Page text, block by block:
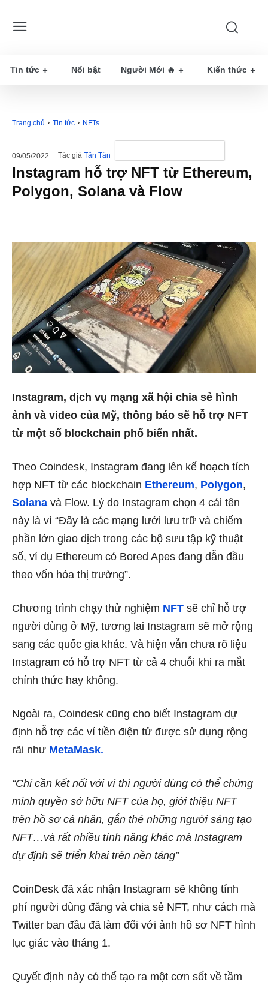
Tin tức Nổi bật Người Mới 🔥 Kiến thức
Trang chủ Tin tức NFTs
09/05/2022 Tác giả Tân Tân
Instagram hỗ trợ NFT từ Ethereum,
Polygon, Solana và Flow
Instagram, dịch vụ mạng xã hội chia sẻ hình
ảnh và video của Mỹ, thông báo sẽ hỗ trợ NFT
từ một số blockchain phổ biến nhất.
Theo Coindesk, Instagram đang lên kế hoạch tích
hợp NFT từ các blockchain Ethereum, Polygon,
Solana và Flow. Lý do Instagram chọn 4 cái tên
này là vì “Đây là các mạng lưới lưu trữ và chiếm
phần lớn giao dịch trong các bộ sưu tập kỹ thuật
số, ví dụ Ethereum có Bored Apes đang dẫn đầu
theo vốn hóa thị trường”.
Chương trình chạy thử nghiệm NFT sẽ chỉ hỗ trợ
người dùng ở Mỹ, tương lai Instagram sẽ mở rộng
sang các quốc gia khác. Và hiện vẫn chưa rõ liệu
Instagram có hỗ trợ NFT từ cả 4 chuỗi khi ra mắt
chính thức hay không.
Ngoài ra, Coindesk cũng cho biết Instagram dự
định hỗ trợ các ví tiền điện tử được sử dụng rộng
rãi như MetaMask.
“Chỉ cần kết nối với ví thì người dùng có thể chứng
minh quyền sở hữu NFT của họ, giới thiệu NFT
trên hồ sơ cá nhân, gắn thẻ những người sáng tạo
NFT…và rất nhiều tính năng khác mà Instagram
dự định sẽ triển khai trên nền tảng”
CoinDesk đã xác nhận Instagram sẽ không tính
phí người dùng đăng và chia sẻ NFT, như cách mà
Twitter ban đầu đã làm đối với ảnh hồ sơ NFT hình
lục giác vào tháng 1.
Quyết định này có thể tạo ra một cơn sốt về tầm